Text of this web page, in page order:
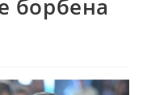
борбена